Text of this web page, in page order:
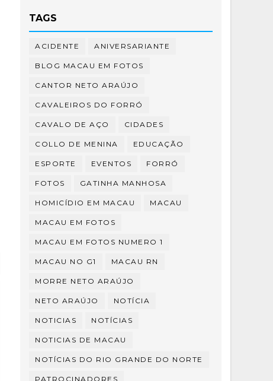
TAGS
ACIDENTE ANIVERSARIANTE
BLOG MACAU EM FOTOS
CANTOR NETO ARAÚJO
CAVALEIROS DO FORRÓ
CAVALO DE AÇO CIDADES
COLLO DE MENINA EDUCAÇÃO
ESPORTE EVENTOS FORRÓ
FOTOS GATINHA MANHOSA
HOMICÍDIO EM MACAU MACAU
MACAU EM FOTOS
MACAU EM FOTOS NUMERO 1
MACAU NO G1 MACAU RN
MORRE NETO ARAÚJO
NETO ARAÚJO NOTÍCIA
NOTICIAS NOTÍCIAS
NOTICIAS DE MACAU
NOTÍCIAS DO RIO GRANDE DO NORTE
PATROCINADORES